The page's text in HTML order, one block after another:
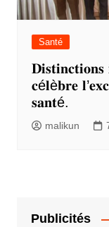
Santé
𝐜é𝐥è𝐛𝐫𝐞
𝐬𝐚𝐧𝐭é.
malikun
Publicités